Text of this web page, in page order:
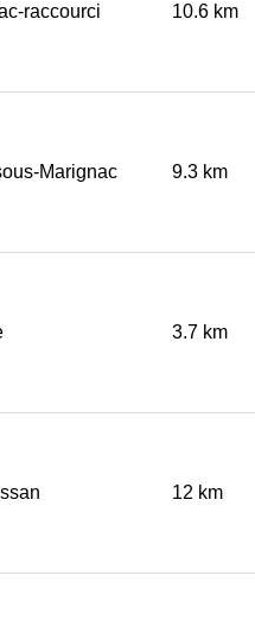
raccourci 10.6 km
Marignac 9.3 km
3.7 km
12 km